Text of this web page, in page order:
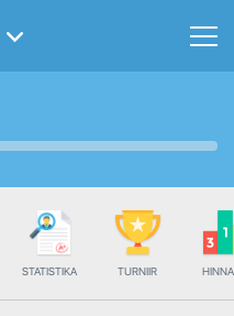
STATISTIKA TURNIIR